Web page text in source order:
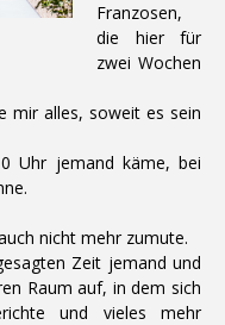
Franzosen,
die hier für
zwei Wochen
mir alles, soweit es sein
Uhr jemand käme, bei
nicht mehr zumute.
Zeit jemand und
Raum auf, in dem sich
und vieles mehr